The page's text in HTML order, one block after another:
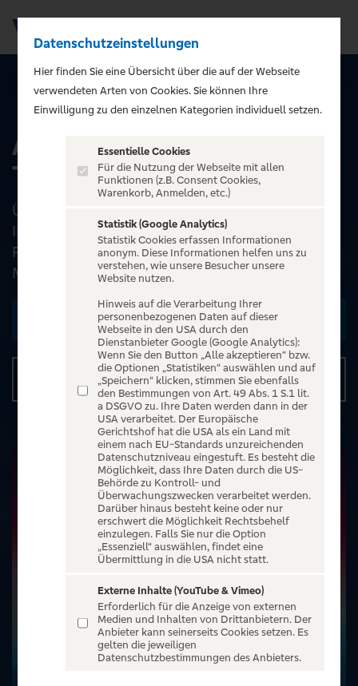
ALLE EVENTS
Aladin - das Musical |
Theater Liberi
Über den Mut, das eigene Schicksal zu ändern:
Im Musical-Highlight „Aladin“ taucht das
Publikum ein in eine Welt voller Abenteuer und
Magie. Eigens ko...
Zu den Terminen
Details
Datenschutzeinstellungen
Hier finden Sie eine Übersicht über die auf der Webseite
verwendeten Arten von Cookies. Sie können Ihre
Einwilligung zu den einzelnen Kategorien individuell setzen.
Essentielle Cookies
Für die Nutzung der Webseite mit allen
Funktionen (z.B. Consent Cookies,
Warenkorb, Anmelden, etc.)
Statistik (Google Analytics)
Statistik Cookies erfassen Informationen
anonym. Diese Informationen helfen uns zu
verstehen, wie unsere Besucher unsere
Website nutzen.
Hinweis auf die Verarbeitung Ihrer
personenbezogenen Daten auf dieser
Webseite in den USA durch den
Dienstanbieter Google (Google Analytics):
Wenn Sie den Button „Alle akzeptieren“ bzw.
die Optionen „Statistiken“ auswählen und auf
„Speichern“ klicken, stimmen Sie ebenfalls
den Bestimmungen von Art. 49 Abs. 1 S.1 lit.
a DSGVO zu. Ihre Daten werden dann in der
USA verarbeitet. Der Europäische
Gerichtshof hat die USA als ein Land mit
einem nach EU-Standards unzureichenden
Datenschutzniveau eingestuft. Es besteht die
Möglichkeit, dass Ihre Daten durch die US-
Behörde zu Kontroll- und
Überwachungszwecken verarbeitet werden.
Darüber hinaus besteht keine oder nur
erschwert die Möglichkeit Rechtsbehelf
einzulegen. Falls Sie nur die Option
„Essenziell“ auswählen, findet eine
Übermittlung in die USA nicht statt.
Externe Inhalte (YouTube & Vimeo)
Erforderlich für die Anzeige von externen
Medien und Inhalten von Drittanbietern. Der
Anbieter kann seinerseits Cookies setzen. Es
gelten die jeweiligen
Datenschutzbestimmungen des Anbieters.